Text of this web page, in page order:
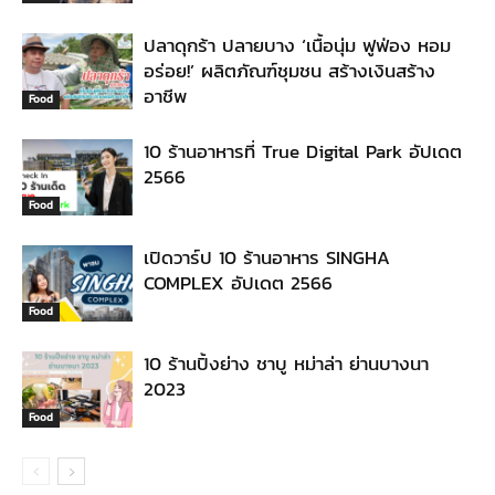
Food
ปลาดุกร้า ปลายบาง ‘เนื้อนุ่ม ฟูฟ่อง หอม
อร่อย!’ ผลิตภัณฑ์ชุมชน สร้างเงินสร้าง
อาชีพ
Food
10 ร้านอาหารที่ True Digital Park อัปเดต
2566
Food
เปิดวาร์ป 10 ร้านอาหาร SINGHA
COMPLEX อัปเดต 2566
Food
10 ร้านปิ้งย่าง ชาบู หม่าล่า ย่านบางนา
2023